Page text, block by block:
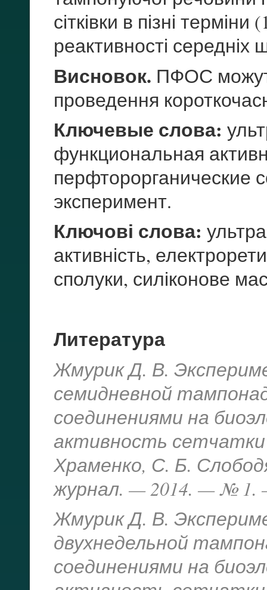
сітківки в пізні
реактивності середніх
Висновок. ПФОС
проведення
Ключевые слова:
функциональная
перфторорганические
эксперимент.
Ключові слова:
активність,
сполуки, силіконове
Литература
Жмурик Д. В.
семидневной
соединениями на
активность
Храменко, С. Б.
журнал. — 2014. — № 1.
Жмурик Д. В.
двухнедельной
соединениями на